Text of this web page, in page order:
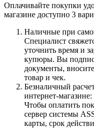
Оплачивайте покупки
магазине доступно 3
Наличные при
Специалист
уточнить время и
купюры. Вы
документы,
товар и чек.
Безналичный
интернет-
Чтобы оплатить
сервер системы
карты, срок